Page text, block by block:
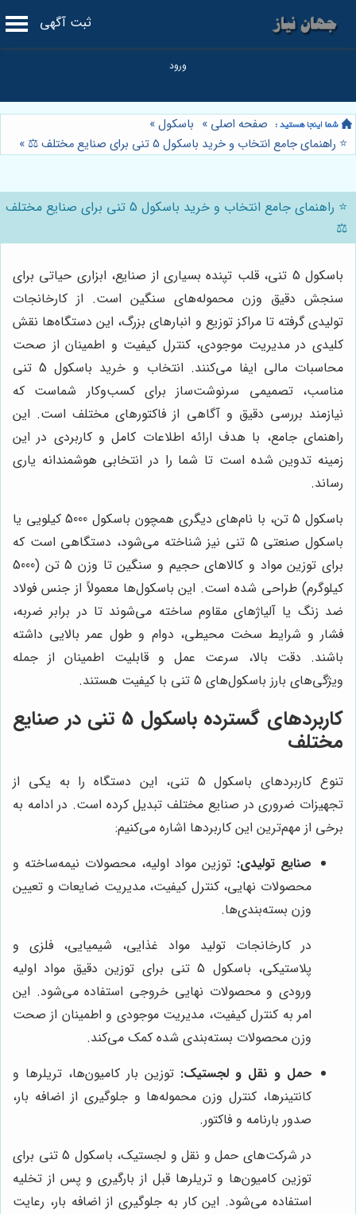
ثبت آگهی
صفحه اصلی » باسکول»
⭐️ راهنمای جامع انتخاب و خرید باسکول 5 تنی برای صنایع مختلف ⚖️
»
⭐️ راهنمای جامع انتخاب و خرید باسکول 5 تنی برای صنایع مختلف
⚖️
باسکول 5 تنی، قلب تپنده بسیاری از صنایع، ابزاری حیاتی برای
سنجش دقیق وزن محموله‌های سنگین است. از کارخانجات
تولیدی گرفته تا مراکز توزیع و انبارهای بزرگ، این دستگاه‌ها نقش
کلیدی در مدیریت موجودی، کنترل کیفیت و اطمینان از صحت
محاسبات مالی ایفا می‌کنند. انتخاب و خرید باسکول 5 تنی
مناسب، تصمیمی سرنوشت‌ساز برای کسب‌وکار شماست که
نیازمند بررسی دقیق و آگاهی از فاکتورهای مختلف است. این
راهنمای جامع، با هدف ارائه اطلاعات کامل و کاربردی در این
زمینه تدوین شده است تا شما را در انتخابی هوشمندانه یاری
رساند.
باسکول 5 تن، با نام‌های دیگری همچون باسکول 5000 کیلویی یا
باسکول صنعتی 5 تنی نیز شناخته می‌شود، دستگاهی است که
برای توزین مواد و کالاهای حجیم و سنگین تا وزن 5 تن (5000
کیلوگرم) طراحی شده است. این باسکول‌ها معمولاً از جنس فولاد
ضد زنگ یا آلیاژهای مقاوم ساخته می‌شوند تا در برابر ضربه،
فشار و شرایط سخت محیطی، دوام و طول عمر بالایی داشته
باشند. دقت بالا، سرعت عمل و قابلیت اطمینان از جمله
ویژگی‌های بارز باسکول‌های 5 تنی با کیفیت هستند.
کاربردهای گسترده باسکول 5 تنی در صنایع
مختلف
تنوع کاربردهای باسکول 5 تنی، این دستگاه را به یکی از
تجهیزات ضروری در صنایع مختلف تبدیل کرده است. در ادامه به
برخی از مهم‌ترین این کاربردها اشاره می‌کنیم:
صنایع تولیدی: توزین مواد اولیه، محصولات نیمه‌ساخته و
محصولات نهایی، کنترل کیفیت، مدیریت ضایعات و تعیین
وزن بسته‌بندی‌ها.
در کارخانجات تولید مواد غذایی، شیمیایی، فلزی و
پلاستیکی، باسکول 5 تنی برای توزین دقیق مواد اولیه
ورودی و محصولات نهایی خروجی استفاده می‌شود. این
امر به کنترل کیفیت، مدیریت موجودی و اطمینان از صحت
وزن محصولات بسته‌بندی شده کمک می‌کند.
حمل و نقل و لجستیک: توزین بار کامیون‌ها، تریلرها و
کانتینرها، کنترل وزن محموله‌ها و جلوگیری از اضافه بار،
صدور بارنامه و فاکتور.
در شرکت‌های حمل و نقل و لجستیک، باسکول 5 تنی برای
توزین کامیون‌ها و تریلرها قبل از بارگیری و پس از تخلیه
استفاده می‌شود. این کار به جلوگیری از اضافه بار، رعایت